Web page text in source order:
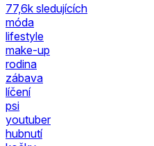
77,6k sledujících
móda
lifestyle
make-up
rodina
zábava
líčení
psi
youtuber
hubnutí